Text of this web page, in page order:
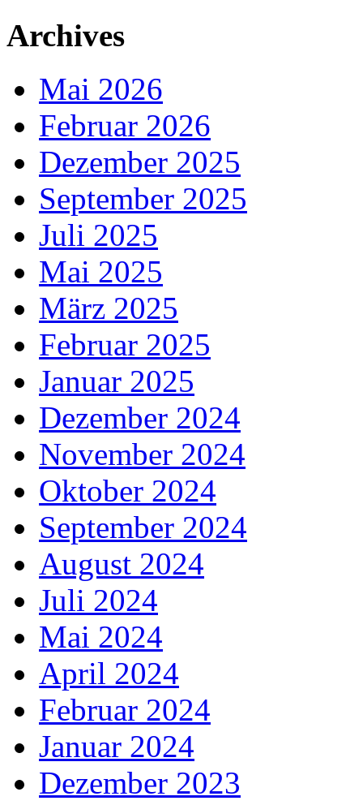
Archives
Mai 2026
Februar 2026
Dezember 2025
September 2025
Juli 2025
Mai 2025
März 2025
Februar 2025
Januar 2025
Dezember 2024
November 2024
Oktober 2024
September 2024
August 2024
Juli 2024
Mai 2024
April 2024
Februar 2024
Januar 2024
Dezember 2023